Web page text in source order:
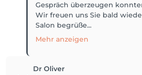
Gespräch überzeugen
Wir freuen uns Sie bald
Salon begrüße...
Mehr anzeigen
Dr Oliver